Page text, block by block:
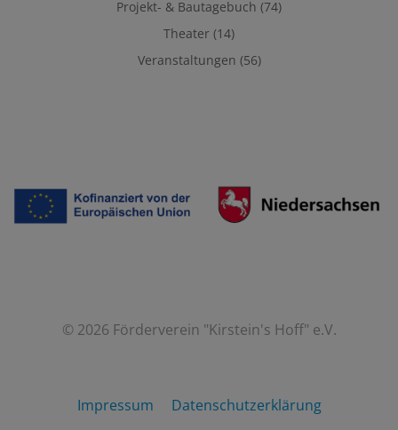
Projekt- & Bautagebuch (74)
Theater (14)
Veranstaltungen (56)
© 2026 Förderverein "Kirstein's Hoff" e.V.
Impressum Datenschutzerklärung